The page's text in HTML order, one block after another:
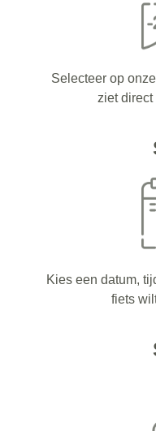
Selecteer op
ziet
Kies een datum,
fiets